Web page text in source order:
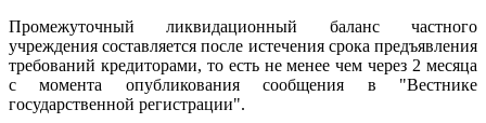
Промежуточный ликвидационный баланс частного
учреждения составляется после истечения срока предъявления
требований кредиторами, то есть не менее чем через 2 месяца
с момента опубликования сообщения в "Вестнике
государственной регистрации".